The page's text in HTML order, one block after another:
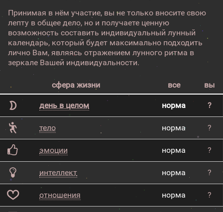
Принимая в нём участие, вы не только вносите свою
лепту в общее дело, но и получаете ценную
возможность составить индивидуальный лунный
календарь, который будет максимально подходить
лично Вам, являясь отражением лунного ритма в
зеркале Вашей индивидуальности.
сфера жизни все вы
день в целом норма ?
тело норма ?
эмоции норма ?
интеллект норма ?
отношения норма ?